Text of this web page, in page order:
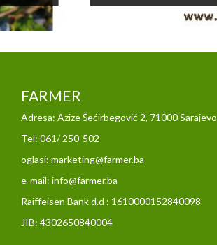
FARMER
Adresa: Azize Šećirbegović 2, 71000 Sarajevo
Tel: 061/ 250-502
oglasi: marketing@farmer.ba
e-mail: info@farmer.ba
Raiffeisen Bank d.d : 1610000152840098
JIB: 4302650840004